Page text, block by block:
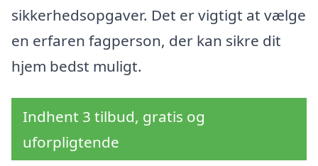
sikkerhedsopgaver. Det er vigtigt at vælge
en erfaren fagperson, der kan sikre dit
hjem bedst muligt.
Indhent 3 tilbud, gratis og
uforpligtende